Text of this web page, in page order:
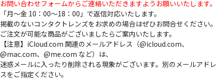
お問い合わせフォームからご連絡いただきますようお願いいたします。
「月～金 10：00～18：00」で返信対応いたします。
掲載のないコンタクトレンズをお求めの場合はぜひお問合せください。
ご注文が可能な商品がございましたらご案内いたします。
【注意】iCloud.com 関連のメールアドレス（@icloud.com、
@mac.com、@me.com など）は、
迷惑メールに入ったり削除される現象がございます。別のメールアドレ
スをご指定ください。